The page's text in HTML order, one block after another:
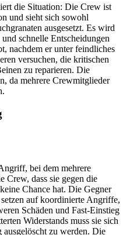
die Situation: Die Crew ist
und sieht sich sowohl
ausgesetzt. Es wird
schnelle Entscheidungen
nachdem er unter feindliches
versuchen, die kritischen
zu reparieren. Die
da mehrere Crewmitglieder
bei dem mehrere
Crew, dass sie gegen die
Chance hat. Die Gegner
auf koordinierte Angriffe,
Schäden und Fast-Einstieg
Widerstands muss sie sich
zu werden. Die